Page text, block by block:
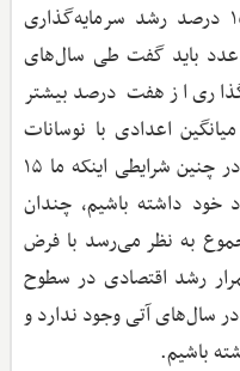
سال گذشته داشتیم، باید سالانه ۱۵ درصد رشد سرمایه‌گذاری
عدد باید گفت طی سال‌های
از هفت درصد بیشتر
اعدادی با نوسانات
بسیار بالاست. به گفته کارشناسان، در چنین شرایطی اینکه ما ۱۵
خود داشته باشیم، چندان
به نظر می‌رسد با فرض
رشد اقتصادی در سطوح
در سال‌های ۱۳۹۹ تا ۱۴۰۱، در سال‌های آتی وجود ندارد و
باشیم.